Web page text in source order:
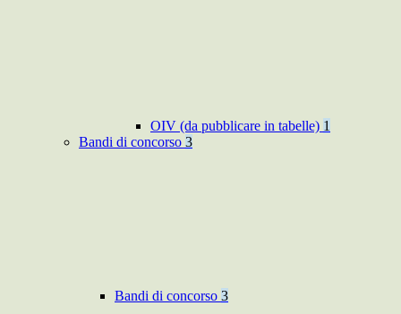
OIV (da pubblicare in tabelle) 1
Bandi di concorso 3
Bandi di concorso 3